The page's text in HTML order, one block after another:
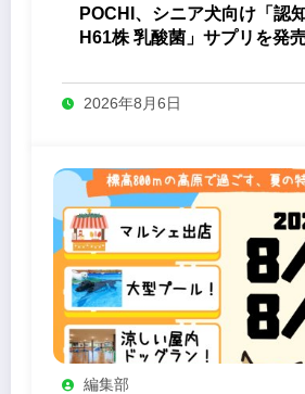
POCHI、シニア犬向け「認
H61株 乳酸菌」サプリを発
2026年8月6日
編集部